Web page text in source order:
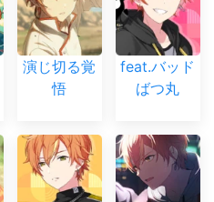
演じ切る覚
悟
feat.バッド
ばつ丸